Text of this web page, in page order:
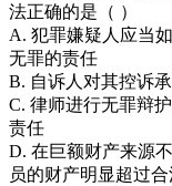
法正确的是（ ）
A. 犯罪嫌疑人应当
无罪的责任
B. 自诉人对其控诉
C. 律师进行无罪辩
责任
D. 在巨额财产来源
员的财产明显超过